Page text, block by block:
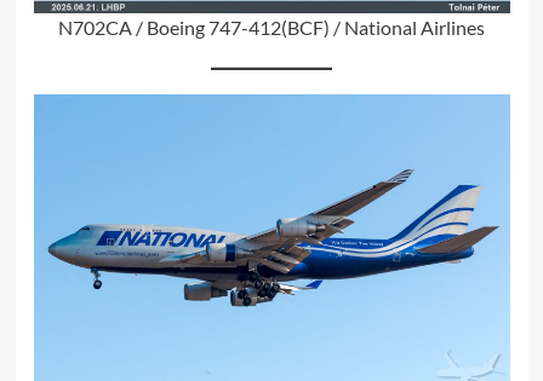
N702CA / Boeing 747-412(BCF) / National Airlines